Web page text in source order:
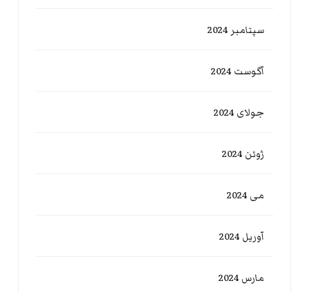
سپتامبر 2024
آگوست 2024
جولای 2024
ژوئن 2024
می 2024
آوریل 2024
مارس 2024